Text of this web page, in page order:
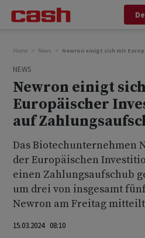
Home News Newron einigt sich mit
NEWS
Newron einigt
Europäischer
auf
Das Biotechunternehmen
der Europäischen
einen Zahlungsaufschub
um drei von insgesamt
Newron am Freitag
15.03.2024 08:10